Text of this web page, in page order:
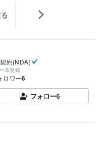
約(NDA)
未登録
ロワー6
フォロー6